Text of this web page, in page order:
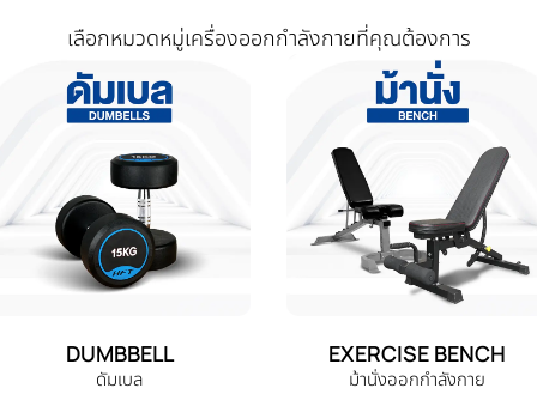
เลือกหมวดหมู่เครื่องออกกำลังกายที่คุณต้องการ
DUMBBELL
ดัมเบล
EXERCISE BENCH
ม้านั่งออกกำลังกาย